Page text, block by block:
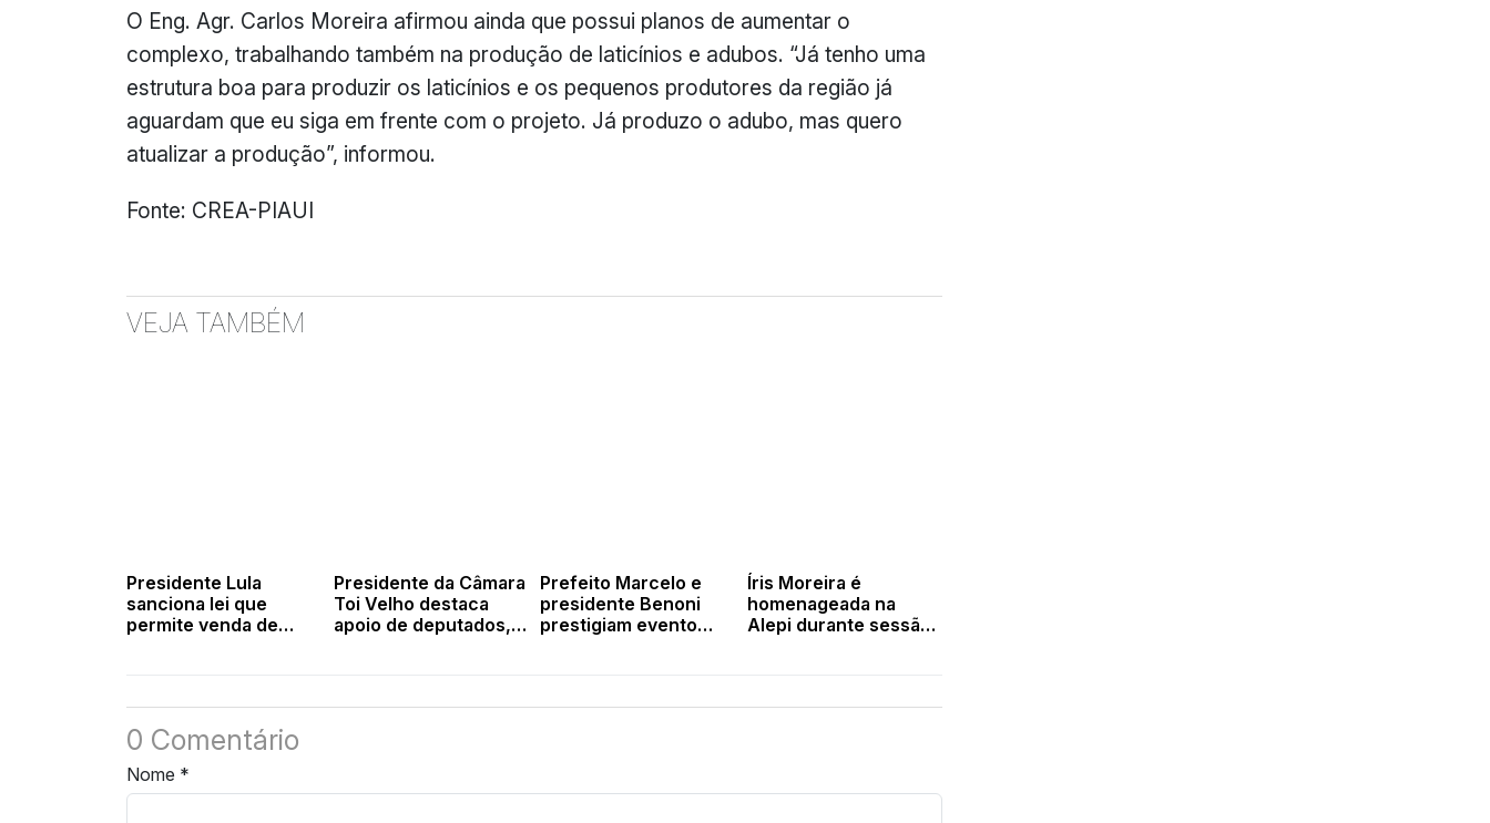
O Eng. Agr. Carlos Moreira afirmou ainda que possui planos de aumentar o
complexo, trabalhando também na produção de laticínios e adubos. “Já tenho uma
estrutura boa para produzir os laticínios e os pequenos produtores da região já
aguardam que eu siga em frente com o projeto. Já produzo o adubo, mas quero
atualizar a produção”, informou.
Fonte: CREA-PIAUI
VEJA TAMBÉM
Presidente Lula
sanciona lei que
permite venda de
Presidente da Câmara
Toi Velho destaca
apoio de deputados,
Prefeito Marcelo e
presidente Benoni
prestigiam evento
Íris Moreira é
homenageada na
Alepi durante sessão
0 Comentário
Nome *